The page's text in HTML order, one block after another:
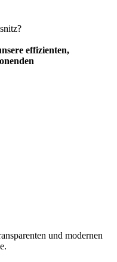
effizienten,
und modernen